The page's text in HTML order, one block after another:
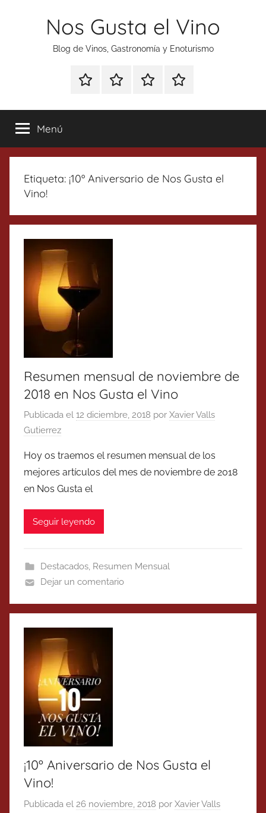
Nos Gusta el Vino
Blog de Vinos, Gastronomía y Enoturismo
Especial
Tonics
Enoturismo
Gastronomía
RankingContacto
Menú
Etiqueta: ¡10º Aniversario de Nos Gusta el
Vino!
Resumen mensual de noviembre de
2018 en Nos Gusta el Vino
Publicada el 12 diciembre, 2018 por Xavier Valls
Gutierrez
Hoy os traemos el resumen mensual de los
mejores artículos del mes de noviembre de 2018
en Nos Gusta el
Seguir leyendo
Destacados, Resumen Mensual
Dejar un comentario
¡10º Aniversario de Nos Gusta el
Vino!
Publicada el 26 noviembre, 2018 por Xavier Valls